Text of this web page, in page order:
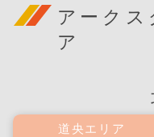
アークス
ア
道央エリア